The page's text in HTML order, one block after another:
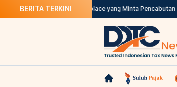
BERITA TERKINI
Rumah DJP Teliti Marketplace yang Minta Pencabutan